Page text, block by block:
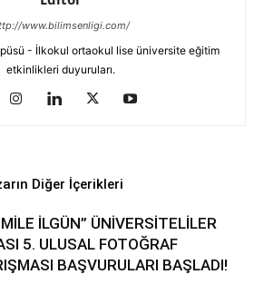
www.bilimsenligi.com/
- İlkokul ortaokul lise üniversite eğitim
etkinlikleri duyuruları.
Diğer İçerikleri
İLGÜN” ÜNİVERSİTELİLER
5. ULUSAL FOTOĞRAF
BAŞVURULARI BAŞLADI!